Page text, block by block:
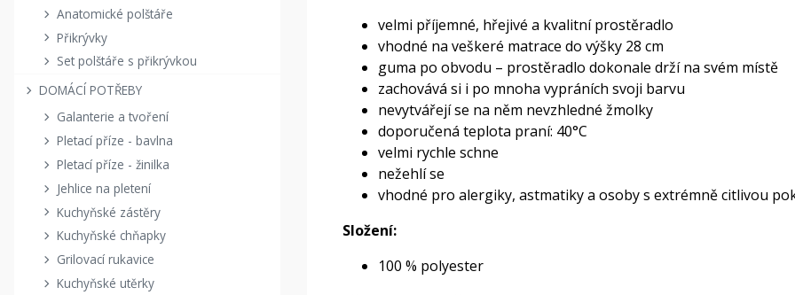
Anatomické polštáře
Přikrývky
Set polštáře s přikrývkou
DOMÁCÍ POTŘEBY
Galanterie a tvoření
Pletací příze - bavlna
Pletací příze - žinilka
Jehlice na pletení
Kuchyňské zástěry
Kuchyňské chňapky
Grilovací rukavice
Kuchyňské utěrky
velmi příjemné, hřejivé a kvalitní prostěradlo
vhodné na veškeré matrace do výšky 28 cm
guma po obvodu – prostěradlo dokonale drží na svém místě
zachovává si i po mnoha vypráních svoji barvu
nevytvářejí se na něm nevzhledné žmolky
doporučená teplota praní: 40°C
velmi rychle schne
nežehlí se
vhodné pro alergiky, astmatiky a osoby s extrémně citlivou
Složení:
100 % polyester